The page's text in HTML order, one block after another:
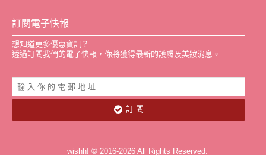
訂閱電子快報
想知道更多優惠資訊？
透過訂閱我們的電子快報，你將獲得最新的護膚及美妝消息。
訂 閱
wishh! © 2016-2026 All Rights Reserved.